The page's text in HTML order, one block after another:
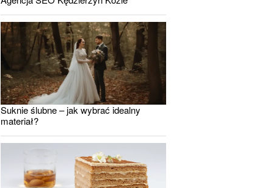
Suknie ślubne – jak wybrać idealny
materiał?